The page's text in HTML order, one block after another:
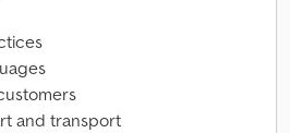
and transport